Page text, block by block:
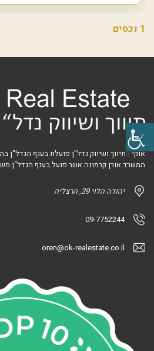
1 נכסים
אוקי - תיווך ושיווק נדל"ן פועלת בענף הנדל"ן
המשרד אורן קרמונה אשר פועל בענף הנדל“ן משנת
יהודה הלוי 39, הרצליה
09-7752244
oren@ok-realestate.co.il